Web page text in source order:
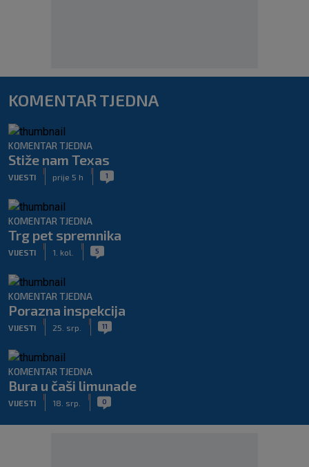
KOMENTAR TJEDNA
KOMENTAR TJEDNA
Stiže nam Texas
VIJESTI prije 5 h 1
KOMENTAR TJEDNA
Trg pet spremnika
VIJESTI 1. kol. 5
KOMENTAR TJEDNA
Porazna inspekcija
VIJESTI 25. srp. 11
KOMENTAR TJEDNA
Bura u čaši limunade
VIJESTI 18. srp. 0